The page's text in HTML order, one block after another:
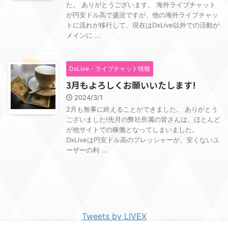
た。 ありがとうございます。 海外ライブチャット
が円安ドル高で盛況ですが、他の海外ライブチャッ
トに流れが移行して、現在はDxLive以外での活動が
メインに ...
DxLive・ライブチャット情報
3月もよろしくお願いいたします!
2024/3/1
2月も無事に終えることができました。 ありがとう
ございました!先月の弊社所属の皆さんは、ほとんど
が他サイトでの稼働となってしまいました。
DxLiveは円安ドル高のプレッシャーが、安くないユ
ーザーの利 ...
Tweets by LIVEX